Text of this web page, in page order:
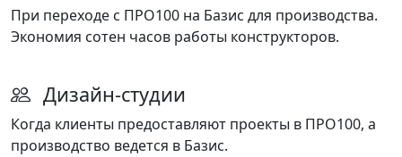
При переходе с ПРО100 на Базис для производства.
Экономия сотен часов работы конструкторов.
Дизайн-студии
Когда клиенты предоставляют проекты в ПРО100, а
производство ведется в Базис.